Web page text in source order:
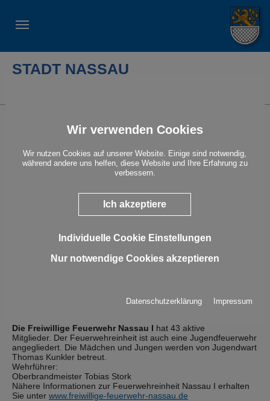
Wir verwenden Cookies
Wir nutzen Cookies auf unserer Website. Einige sind notwendig,
während andere uns helfen, diese Website und Ihre Erfahrung zu
verbessern.
Ich akzeptiere
Individuelle Cookie Einstellungen
Nur notwendige Cookies akzeptieren
Datenschutzerklärung Impressum
STADT NASSAU
Sicherheit und Ordnung
Klarheit über die Rechte und Pflichten, die jeder Einzelne hat.
Darüber hinaus sind Rücksichtnahme und Verantwortung der
Gemeinschaft gegenüber unabdingbar. Dazu gehören unter
und Streupflicht oder eine verantwortungsbewusste
Leiter Ordnungsamt
den Brand- und Katastrophenschutz zuständig sind. Die
Die Freiwillige Feuerwehr Nassau I hat 43 aktive
Mitglieder. Der Feuerwehreinheit ist auch eine Jugendfeuerwehr
angegliedert. Die Mädchen und Jungen werden von Jugendwart
Thomas Kunkler betreut.
Wehrführer:
Oberbrandmeister Tobias Stork
Nähere Informationen zur Feuerwehreinheit Nassau I erhalten
Sie unter www.freiwillige-feuerwehr-nassau.de